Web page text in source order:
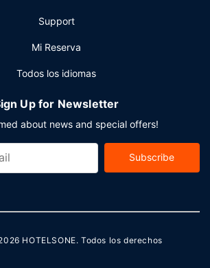
Support
Mi Reserva
Todos los idiomas
Up for Newsletter
about news and special offers!
Subscribe
HOTELSONE. Todos los derechos